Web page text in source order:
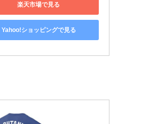
楽天市場で見る
Yahoo!ショッピングで見る